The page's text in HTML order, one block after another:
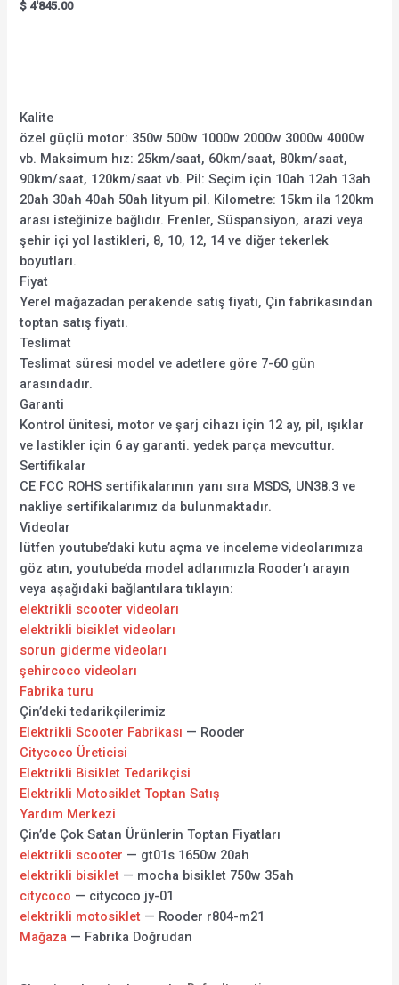
Rated
5.00
$ 4'845.00
Kalite
özel güçlü motor: 350w 500w 1000w 2000w 3000w 4000w
vb. Maksimum hız: 25km/saat, 60km/saat, 80km/saat,
90km/saat, 120km/saat vb. Pil: Seçim için 10ah 12ah 13ah
20ah 30ah 40ah 50ah lityum pil. Kilometre: 15km ila 120km
arası isteğinize bağlıdır. Frenler, Süspansiyon, arazi veya
şehir içi yol lastikleri, 8, 10, 12, 14 ve diğer tekerlek
boyutları.
Fiyat
Yerel mağazadan perakende satış fiyatı, Çin fabrikasından
toptan satış fiyatı.
Teslimat
Teslimat süresi model ve adetlere göre 7-60 gün
arasındadır.
Garanti
Kontrol ünitesi, motor ve şarj cihazı için 12 ay, pil, ışıklar
ve lastikler için 6 ay garanti. yedek parça mevcuttur.
Sertifikalar
CE FCC ROHS sertifikalarının yanı sıra MSDS, UN38.3 ve
nakliye sertifikalarımız da bulunmaktadır.
Videolar
lütfen youtube’daki kutu açma ve inceleme videolarımıza
göz atın, youtube’da model adlarımızla Rooder’ı arayın
veya aşağıdaki bağlantılara tıklayın:
elektrikli scooter videoları
elektrikli bisiklet videoları
sorun giderme videoları
şehircoco videoları
Fabrika turu
Çin’deki tedarikçilerimiz
Elektrikli Scooter Fabrikası — Rooder
Citycoco Üreticisi
Elektrikli Bisiklet Tedarikçisi
Elektrikli Motosiklet Toptan Satış
Yardım Merkezi
Çin’de Çok Satan Ürünlerin Toptan Fiyatları
elektrikli scooter — gt01s 1650w 20ah
elektrikli bisiklet — mocha bisiklet 750w 35ah
citycoco — citycoco jy-01
elektrikli motosiklet — Rooder r804-m21
Mağaza — Fabrika Doğrudan